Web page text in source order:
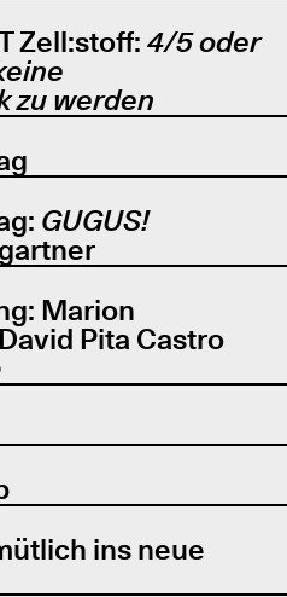
Zell:stoff: 4/5 oder
zu werden
GUGUS!
Marion
Pita Castro
ins neue